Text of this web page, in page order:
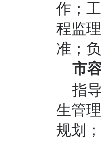
作；
程监
准；
市
指
生管
规划